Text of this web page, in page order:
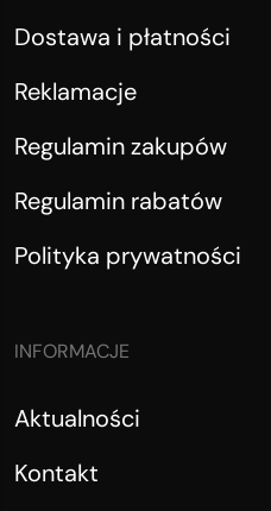
Dostawa i płatności
Reklamacje
Regulamin zakupów
Regulamin rabatów
Polityka prywatności
INFORMACJE
Aktualności
Kontakt